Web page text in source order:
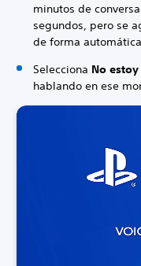
minutos de
segundos, pero se
de forma
Selecciona No
hablando en ese